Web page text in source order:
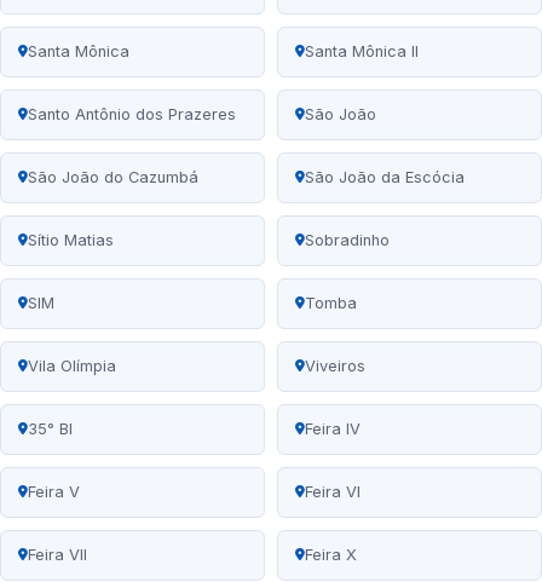
Santa Mônica Santa Mônica II
Santo Antônio dos Prazeres São João
São João do Cazumbá São João da Escócia
Sítio Matias Sobradinho
SIM Tomba
Vila Olímpia Viveiros
35° BI Feira IV
Feira V Feira VI
Feira VII Feira X